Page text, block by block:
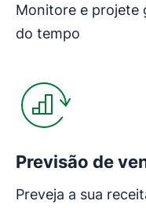
Monitore e projete
do tempo
Previsão de
Preveja a sua